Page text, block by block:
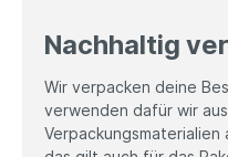
Nachhaltig
Wir verpacken deine
verwenden dafür wir
Verpackungsmaterialien